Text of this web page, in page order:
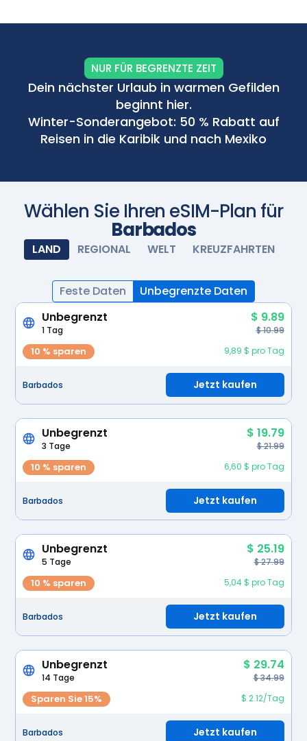
NUR FÜR BEGRENZTE ZEIT
Dein nächster Urlaub in warmen Gefilden
beginnt hier.
Winter-Sonderangebot: 50 % Rabatt auf
Reisen in die Karibik und nach Mexiko
Wählen Sie Ihren eSIM-Plan für
Barbados
LAND REGIONAL WELT KREUZFAHRTEN
Feste Daten
Unbegrenzte Daten
Unbegrenzt
$ 9.89
1 Tag $ 10.99
10 % sparen 9,89 $ pro Tag
Barbados Jetzt kaufen
Unbegrenzt $ 19.79
3 Tage $ 21.99
10 % sparen 6,60 $ pro Tag
Barbados Jetzt kaufen
Unbegrenzt $ 25.19
5 Tage $ 27.99
10 % sparen 5,04 $ pro Tag
Barbados Jetzt kaufen
Unbegrenzt $ 29.74
14 Tage $ 34.99
Sparen Sie 15% $ 2.12/Tag
Barbados Jetzt kaufen